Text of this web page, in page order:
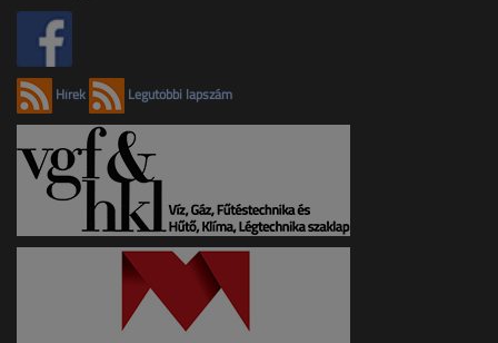
Hírek Legutóbbi lapszám